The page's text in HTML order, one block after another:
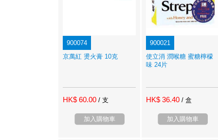
900074
京萬紅 燙火膏 10克
HK$ 60.00 / 支
加入購物車
900021
使立消 潤喉糖 蜜糖檸檬
味 24片
HK$ 36.40 / 盒
加入購物車